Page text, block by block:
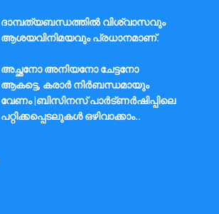
ദാമ്പത്യബന്ധത്തിൽ വിശ്വാസവും
ആശയവിനിമയവും പ്രധാനമാണ്.
അച്ഛനോ അനിയനോ ചേട്ടനോ
ആകട്ടെ, കരാർ നിർബന്ധമായും
വേണം |ബിസിനസ് പാർട്ണർഷിപ്പിലെ
പറ്റിക്കപ്പെടലുകൾ ഒഴിവാക്കാം..